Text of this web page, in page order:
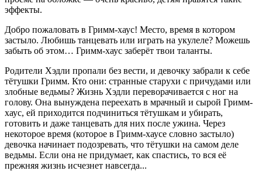
эффекты.
Добро пожаловать в Гримм-хаус! Место, время в котором
застыло. Любишь танцевать или играть на укулеле? Можешь
забыть об этом… Гримм-хаус заберёт твои таланты.
Родители Хэдли пропали без вести, и девочку забрали к себе
тётушки Гримм. Кто они: странные старухи с причудами или
злобные ведьмы? Жизнь Хэдли переворачивается с ног на
голову. Она вынуждена переехать в мрачный и сырой Гримм-
хаус, ей приходится подчиниться тётушкам и убирать,
готовить и даже танцевать для них после ужина. Через
некоторое время (которое в Гримм-хаусе словно застыло)
девочка начинает подозревать, что тётушки на самом деле
ведьмы. Если она не придумает, как спастись, то вся её
прежняя жизнь исчезнет навсегда...